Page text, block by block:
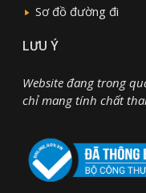
Sơ đồ đường đi
LƯU Ý
Website đang trong
chỉ mang tính chất